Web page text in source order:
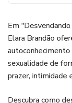
Em
Elara Brandão
sexualidade de
prazer, intimidade
​Descubra como